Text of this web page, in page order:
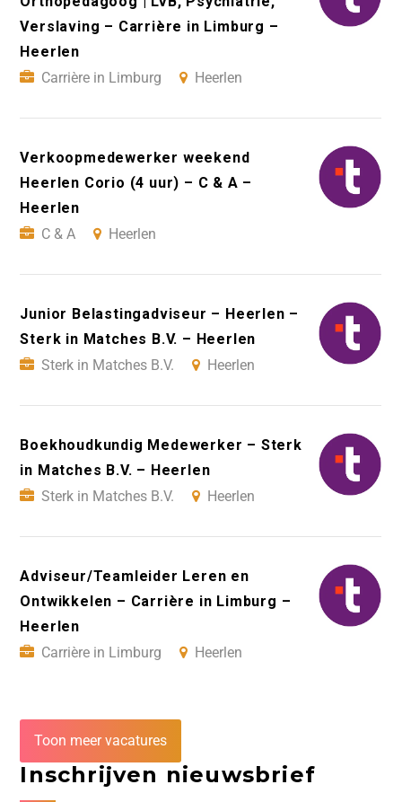
Verslaving – Carrière in Limburg –
Heerlen
Carrière in Limburg
Heerlen
Verkoopmedewerker weekend
Heerlen Corio (4 uur) – C & A –
Heerlen
C & A
Heerlen
Junior Belastingadviseur – Heerlen –
Sterk in Matches B.V. – Heerlen
Sterk in Matches B.V.
Heerlen
Boekhoudkundig Medewerker – Sterk
in Matches B.V. – Heerlen
Sterk in Matches B.V.
Heerlen
Adviseur/Teamleider Leren en
Ontwikkelen – Carrière in Limburg –
Heerlen
Carrière in Limburg
Heerlen
Toon meer vacatures
Inschrijven nieuwsbrief